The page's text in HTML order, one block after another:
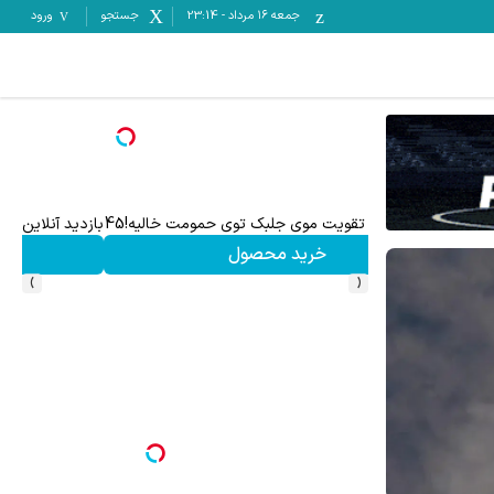
جمعه ۱۶ مرداد -
23:14 جستجو ورود
رشد فروشگاهت از اینجا شروع می‌شه، برای درآمد بیشتر،
فروشنده شو
‹
›